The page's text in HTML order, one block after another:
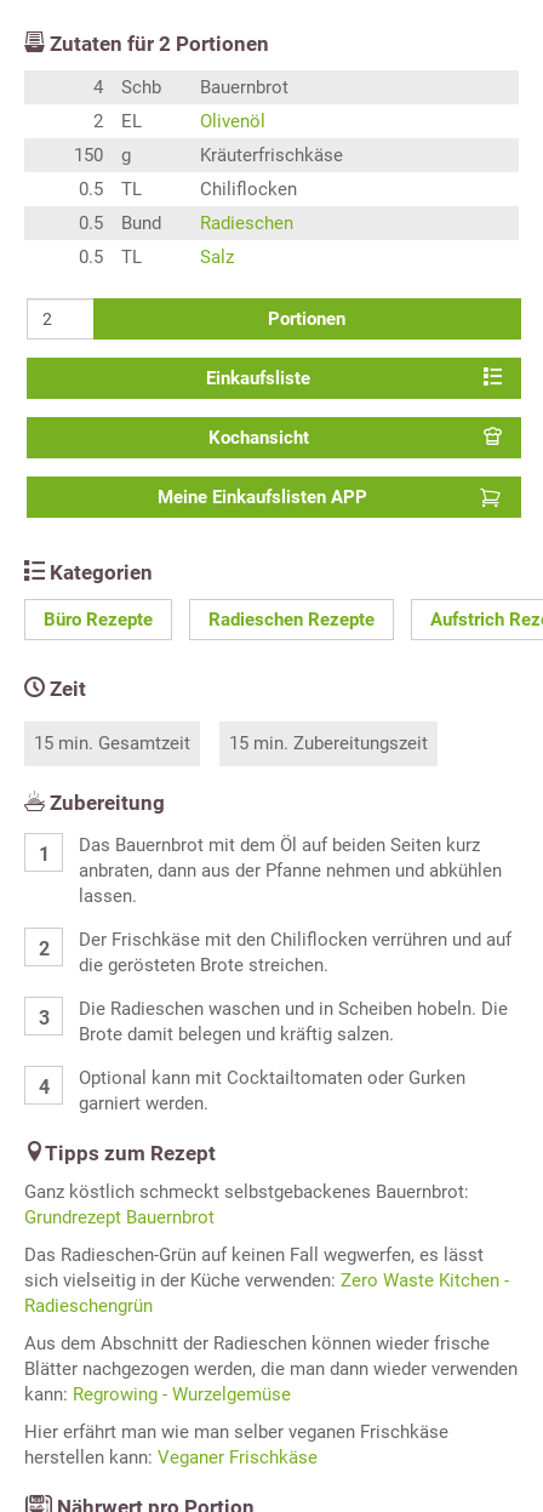
Zutaten für 2 Portionen
4 Schb
Bauernbrot
2
EL
Olivenöl
150
g
Kräuterfrischkäse
0.5
TL
Chiliflocken
0.5
Bund
Radieschen
0.5
TL Salz
Portionen
Einkaufsliste
Kochansicht
Meine Einkaufslisten APP
Kategorien
Büro Rezepte Radieschen Rezepte Aufstrich
Zeit
15 min. Gesamtzeit 15 min. Zubereitungszeit
Zubereitung
Das Bauernbrot mit dem Öl auf beiden Seiten kurz
anbraten, dann aus der Pfanne nehmen und abkühlen
lassen.
Der Frischkäse mit den Chiliflocken verrühren und auf
die gerösteten Brote streichen.
Die Radieschen waschen und in Scheiben hobeln. Die
Brote damit belegen und kräftig salzen.
Optional kann mit Cocktailtomaten oder Gurken
garniert werden.
Tipps zum Rezept
Ganz köstlich schmeckt selbstgebackenes Bauernbrot:
Grundrezept Bauernbrot
Das Radieschen-Grün auf keinen Fall wegwerfen, es lässt
sich vielseitig in der Küche verwenden: Zero Waste Kitchen -
Radieschengrün
Aus dem Abschnitt der Radieschen können wieder frische
Blätter nachgezogen werden, die man dann wieder verwenden
kann: Regrowing - Wurzelgemüse
Hier erfährt man wie man selber veganen Frischkäse
herstellen kann: Veganer Frischkäse